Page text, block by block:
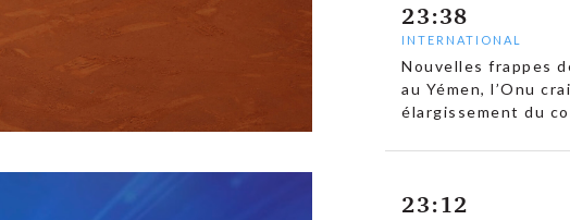
23:38
INTERNATIONAL
Nouvelles frappes
au Yémen, l’Onu
élargissement du
23:12